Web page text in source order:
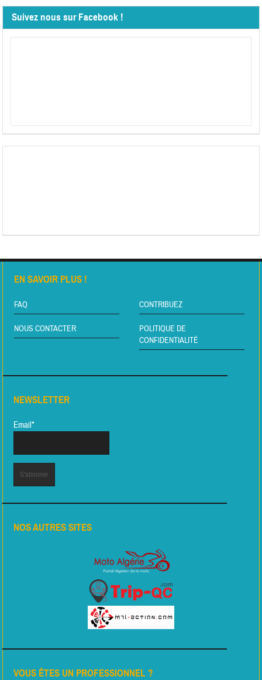
Suivez nous sur Facebook !
EN SAVOIR PLUS !
FAQ CONTRIBUEZ
NOUS CONTACTER
POLITIQUE DE
CONFIDENTIALITÉ
NEWSLETTER
Email*
NOS AUTRES SITES
VOUS ÊTES UN PROFESSIONNEL ?